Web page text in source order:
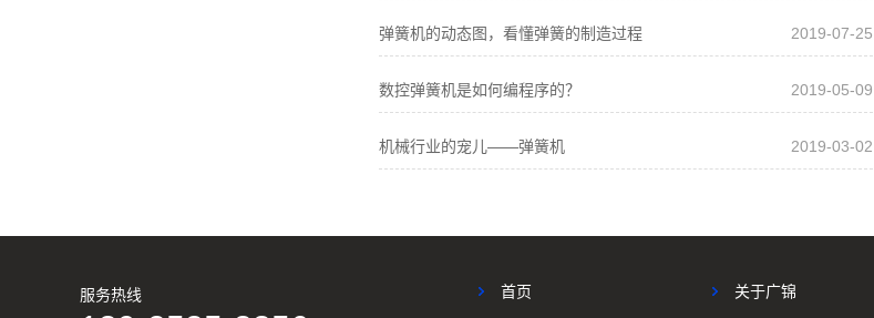
弹簧机是由那些部分组成的？
弹簧机的动态图，看懂弹簧的制造过程 2019-07-25
数控弹簧机是如何编程序的？ 2019-05-09
机械行业的宠儿——弹簧机 2019-03-02
服务热线 首页 关于广锦